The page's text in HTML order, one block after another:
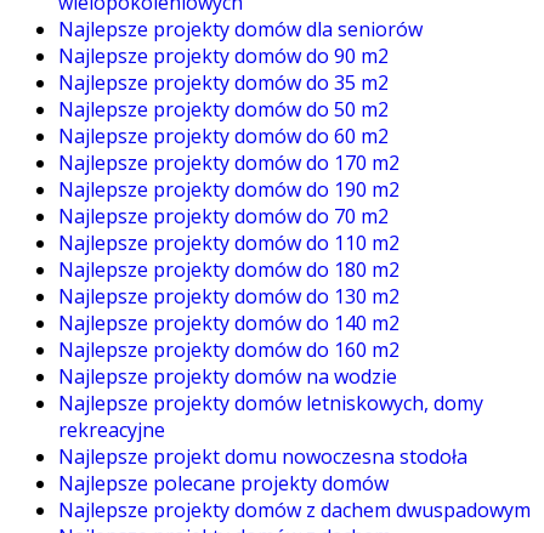
Najlepsze projekty domów dla seniorów
Najlepsze projekty domów do 90 m2
Najlepsze projekty domów do 35 m2
Najlepsze projekty domów do 50 m2
Najlepsze projekty domów do 60 m2
Najlepsze projekty domów do 170 m2
Najlepsze projekty domów do 190 m2
Najlepsze projekty domów do 70 m2
Najlepsze projekty domów do 110 m2
Najlepsze projekty domów do 180 m2
Najlepsze projekty domów do 130 m2
Najlepsze projekty domów do 140 m2
Najlepsze projekty domów do 160 m2
Najlepsze projekty domów na wodzie
Najlepsze projekty domów letniskowych, domy
rekreacyjne
Najlepsze projekt domu nowoczesna stodoła
Najlepsze polecane projekty domów
Najlepsze projekty domów z dachem dwuspadowym